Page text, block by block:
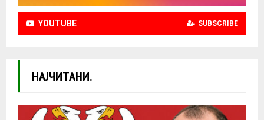
YOUTUBE SUBSCRIBE
НАЈЧИТАНИ.